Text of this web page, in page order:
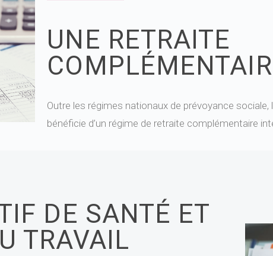
UNE RETRAITE
Outre les régimes nationaux de prévoyance
bénéficie d’un régime de retraite complémentaire
DE SANTÉ ET
TRAVAIL